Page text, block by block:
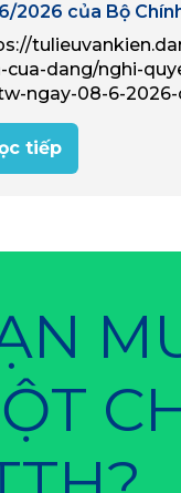
2026 của Bộ
triển kinh tế có
ngoài
cua-dang/nghi-
ngay-08-6-
tri-ve-phat-trien-
dau-tu-nuoc-
vụ và giải pháp
tiếp